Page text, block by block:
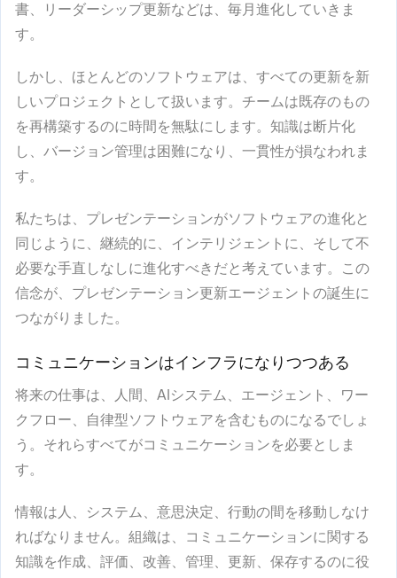
書、リーダーシップ更新などは、毎月進化していきま
す。
しかし、ほとんどのソフトウェアは、すべての更新を新
しいプロジェクトとして扱います。チームは既存のもの
を再構築するのに時間を無駄にします。知識は断片化
し、バージョン管理は困難になり、一貫性が損なわれま
す。
私たちは、プレゼンテーションがソフトウェアの進化と
同じように、継続的に、インテリジェントに、そして不
必要な手直しなしに進化すべきだと考えています。この
信念が、プレゼンテーション更新エージェントの誕生に
つながりました。
コミュニケーションはインフラになりつつある
将来の仕事は、人間、AIシステム、エージェント、ワー
クフロー、自律型ソフトウェアを含むものになるでしょ
う。それらすべてがコミュニケーションを必要としま
す。
情報は人、システム、意思決定、行動の間を移動しなけ
ればなりません。組織は、コミュニケーションに関する
知識を作成、評価、改善、管理、更新、保存するのに役